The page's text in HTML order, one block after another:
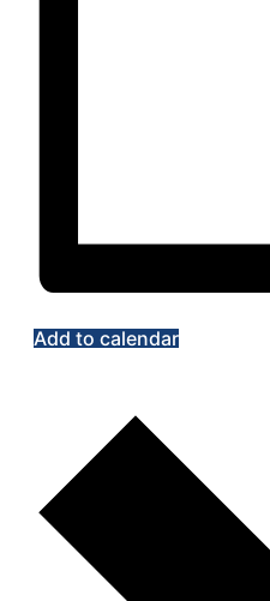
Add to calendar